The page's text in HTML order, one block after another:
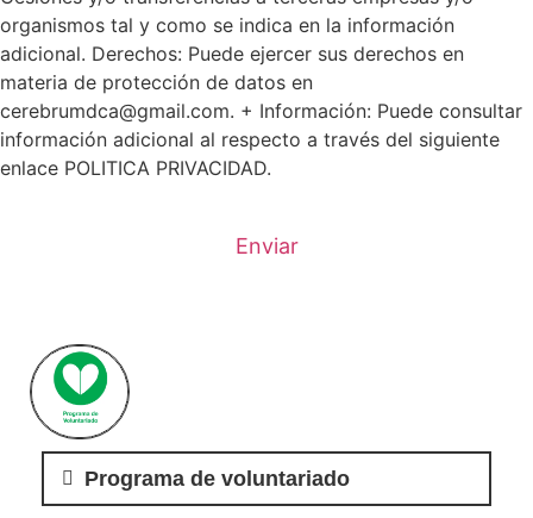
organismos tal y como se indica en la información
adicional. Derechos: Puede ejercer sus derechos en
materia de protección de datos en
cerebrumdca@gmail.com. + Información: Puede consultar
información adicional al respecto a través del siguiente
enlace POLITICA PRIVACIDAD.
Enviar
Programa de voluntariado